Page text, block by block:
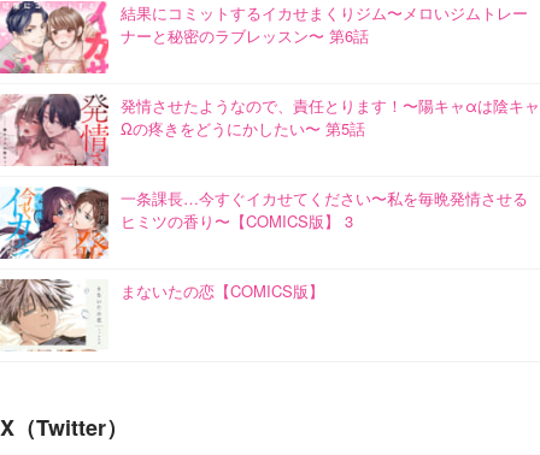
結果にコミットするイカせまくりジム〜メロいジムトレー
ナーと秘密のラブレッスン〜 第6話
発情させたようなので、責任とります！〜陽キャαは陰キャ
Ωの疼きをどうにかしたい〜 第5話
一条課長…今すぐイカせてください〜私を毎晩発情させる
ヒミツの香り〜【COMICS版】 3
まないたの恋【COMICS版】
X（Twitter）